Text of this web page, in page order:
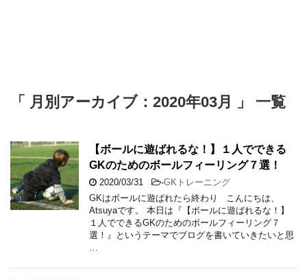
「 月別アーカイブ：2020年03月 」 一覧
【ボールに遊ばれるな！】１人でできる
GKのためのボールフィーリング７選！
2020/03/31 -GKトレーニング
GKはボールに遊ばれたら終わり こんにちは、
Atsuyaです。 本日は『【ボールに遊ばれるな！】
１人でできるGKのためのボールフィーリング７
選！』というテーマでブログを書いていきたいと思
…